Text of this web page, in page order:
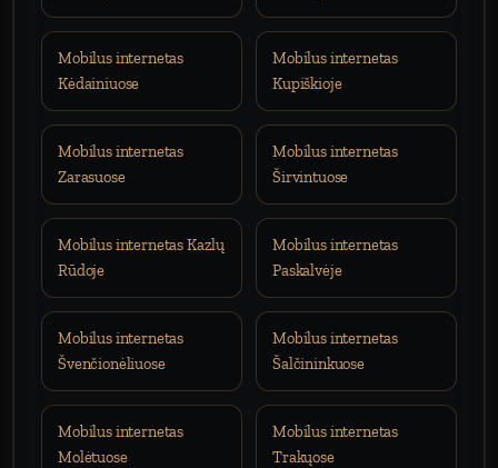
Mobilus internetas
Kėdainiuose
Mobilus internetas
Kupiškioje
Mobilus internetas
Zarasuose
Mobilus internetas
Širvintuose
Mobilus internetas Kazlų
Rūdoje
Mobilus internetas
Paskalvėje
Mobilus internetas
Švenčionėliuose
Mobilus internetas
Šalčininkuose
Mobilus internetas
Molėtuose
Mobilus internetas
Trakųose